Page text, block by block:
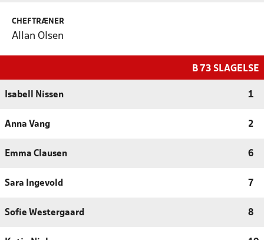
CHEFTRÆNER
Allan Olsen
B 73 SLAGELSE
Isabell Nissen 1
Anna Vang 2
Emma Clausen 6
Sara Ingevold 7
Sofie Westergaard 8